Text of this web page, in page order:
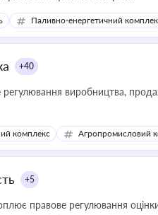
Паливно-енергетичний
+40
виробництва,
комплекс Агропромисловий
+5
правове регулювання